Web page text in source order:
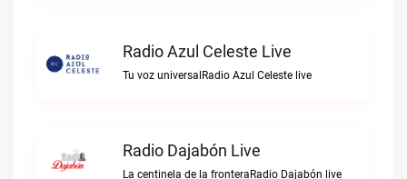
Radio Azul Celeste Live
Tu voz universalRadio Azul Celeste live
Radio Dajabón Live
La centinela de la fronteraRadio Dajabón live